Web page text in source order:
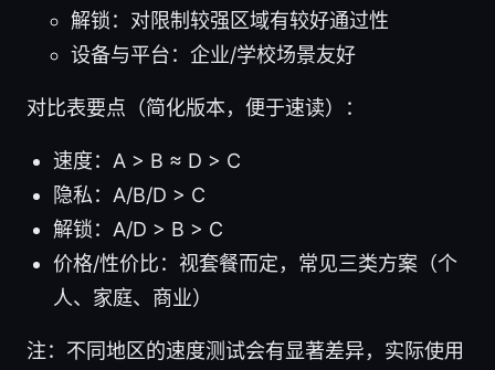
解锁：对限制较强区域有较好通过性
设备与平台：企业/学校场景友好
对比表要点（简化版本，便于速读）：
速度：A > B ≈ D > C
隐私：A/B/D > C
解锁：A/D > B > C
价格/性价比：视套餐而定，常见三类方案（个
人、家庭、商业）
注：不同地区的速度测试会有显著差异，实际使用